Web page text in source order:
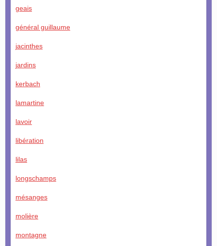
geais
général guillaume
jacinthes
jardins
kerbach
lamartine
lavoir
libération
lilas
longschamps
mésanges
molière
montagne